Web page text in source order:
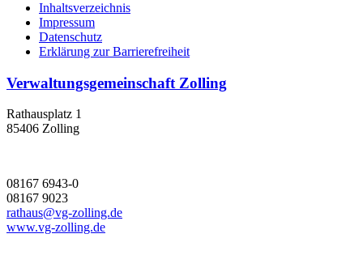
Inhaltsverzeichnis
Impressum
Datenschutz
Erklärung zur Barrierefreiheit
Verwaltungsgemeinschaft Zolling
Rathausplatz 1
85406 Zolling
08167 6943-0
08167 9023
rathaus@vg-zolling.de
www.vg-zolling.de